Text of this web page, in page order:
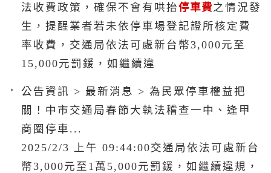
法收費政策，確保不會有哄抬停車費之情況發
生，提醒業者若未依停車場登記證所核定費
率收費，交通局依法可處新台幣3,000元至
15,000元罰鍰，如繼續違
公告資訊 > 最新消息 > 為民眾停車權益把
關！中市交通局春節大執法稽查一中、逢甲
商圈停車...
2025/2/3 上午 09:44:00交通局依法可處新台
幣3,000元至1萬5,000元罰鍰，如繼續違規，